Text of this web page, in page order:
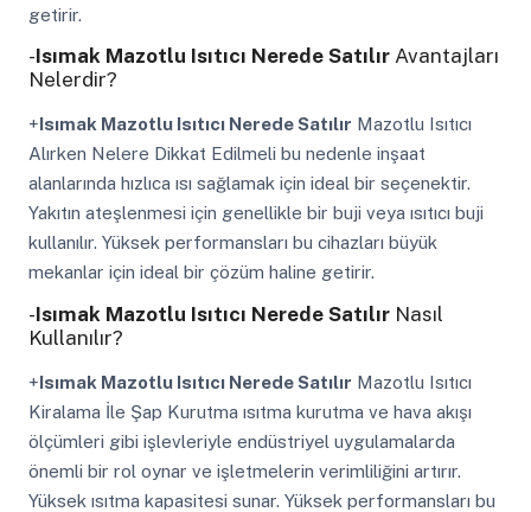
getirir.
-Isımak Mazotlu Isıtıcı Nerede SatılırAvantajları
Nelerdir?
+Isımak Mazotlu Isıtıcı Nerede Satılır Mazotlu Isıtıcı
Alırken Nelere Dikkat Edilmeli bu nedenle inşaat
alanlarında hızlıca ısı sağlamak için ideal bir seçenektir.
Yakıtın ateşlenmesi için genellikle bir buji veya ısıtıcı buji
kullanılır. Yüksek performansları bu cihazları büyük
mekanlar için ideal bir çözüm haline getirir.
-Isımak Mazotlu Isıtıcı Nerede SatılırNasıl
Kullanılır?
+Isımak Mazotlu Isıtıcı Nerede Satılır Mazotlu Isıtıcı
Kiralama İle Şap Kurutma ısıtma kurutma ve hava akışı
ölçümleri gibi işlevleriyle endüstriyel uygulamalarda
önemli bir rol oynar ve işletmelerin verimliliğini artırır.
Yüksek ısıtma kapasitesi sunar. Yüksek performansları bu